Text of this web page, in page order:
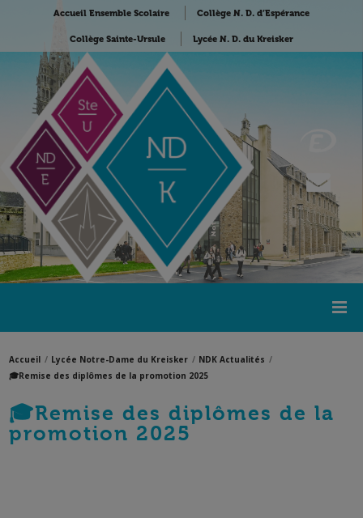
Accueil Ensemble Scolaire Collège N. D. d’Espérance
Collège Sainte-Ursule Lycée N. D. du Kreisker
Accueil Lycée Notre-Dame du Kreisker
NDK Actualités
🎓Remise des diplômes de la promotion 2025
🎓Remise des diplômes de la
promotion 2025